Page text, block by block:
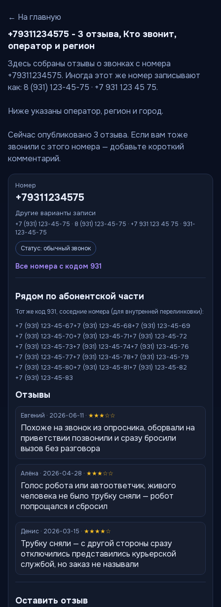
← На главную
+79311234575 - 3 отзыва, Кто звонит,
оператор и регион
Здесь собраны отзывы о звонках с номера
+79311234575. Иногда этот же номер записывают
как: 8 (931) 123-45-75 · +7 931 123 45 75.
Ниже указаны оператор, регион и город.
Сейчас опубликовано 3 отзыва. Если вам тоже
звонили с этого номера — добавьте короткий
комментарий.
Номер
+79311234575
Другие варианты записи
+7 (931) 123-45-75 · 8 (931) 123-45-75 · +7 931 123 45 75 · 931-
123-45-75
Статус: обычный звонок
Все номера с кодом 931
Рядом по абонентской части
Тот же код 931, соседние номера (для внутренней перелинковки):
+7 (931) 123-45-67+7 (931) 123-45-68+7 (931) 123-45-69
+7 (931) 123-45-70+7 (931) 123-45-71+7 (931) 123-45-72
+7 (931) 123-45-73+7 (931) 123-45-74+7 (931) 123-45-76
+7 (931) 123-45-77+7 (931) 123-45-78+7 (931) 123-45-79
+7 (931) 123-45-80+7 (931) 123-45-81+7 (931) 123-45-82
+7 (931) 123-45-83
Отзывы
Евгений · 2026-06-11 · ★★★☆☆
Похоже на звонок из опросника, оборвали на
приветствии позвонили и сразу бросили
вызов без разговора
Алёна · 2026-04-28 · ★★★☆☆
Голос робота или автоответчик, живого
человека не было трубку сняли — робот
попрощался и сбросил
Денис · 2026-03-15 · ★★★★☆
Трубку сняли — с другой стороны сразу
отключились представились курьерской
службой, но заказ не называли
Оставить отзыв